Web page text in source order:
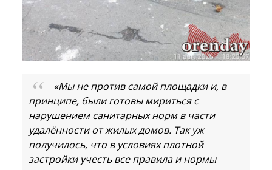
«Мы не против самой площадки и, в
принципе, были готовы мириться с
нарушением санитарных норм в части
удалённости от жилых домов. Так уж
получилось, что в условиях плотной
застройки учесть все правила и нормы